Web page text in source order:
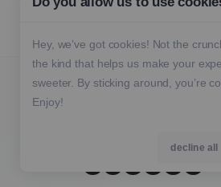
Hey, we’ve got cookies! Not the
the kind that helps us make your
sweeter. By sticking around, you’re
Enjoy!
decline all